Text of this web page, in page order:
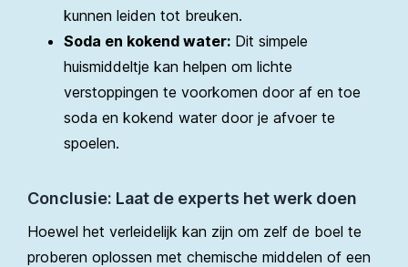
kunnen leiden tot breuken.
Soda en kokend water: Dit simpele
huismiddeltje kan helpen om lichte
verstoppingen te voorkomen door af en toe
soda en kokend water door je afvoer te
spoelen.
Conclusie: Laat de experts het werk doen
Hoewel het verleidelijk kan zijn om zelf de boel te
proberen oplossen met chemische middelen of een